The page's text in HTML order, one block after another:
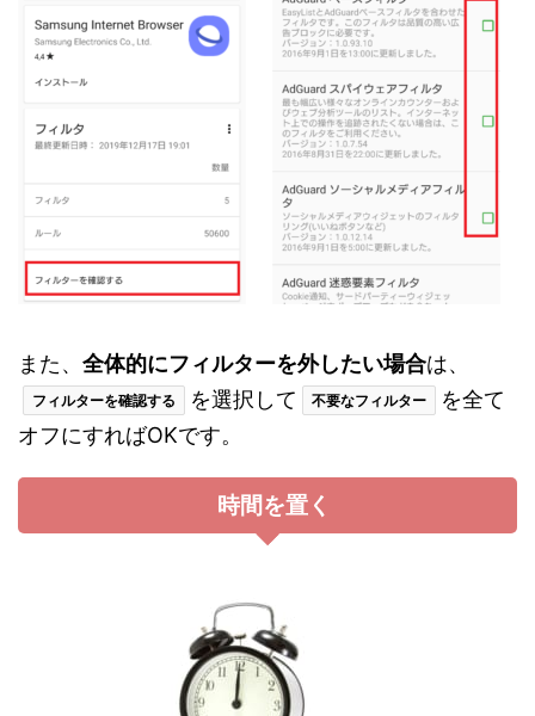
また、 全体的にフィルターを外したい場合は、
フィルターを確認する を選択して 不要なフィルター
を全て
オフにすればOKです。
時間を置く